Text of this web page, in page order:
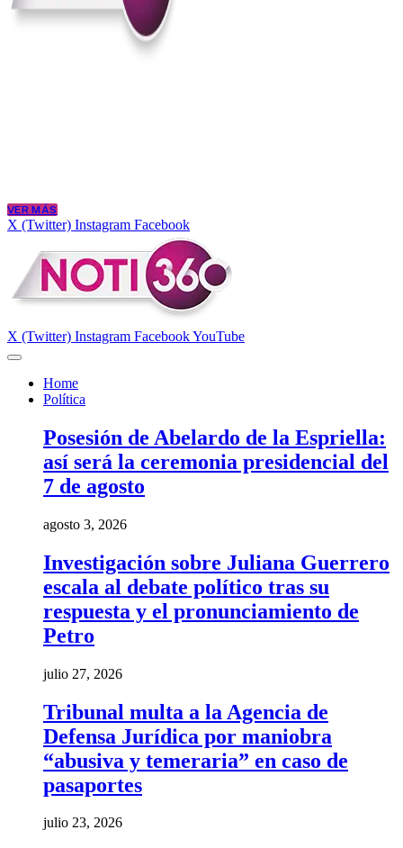
VER MÁS
X (Twitter) Instagram Facebook
X (Twitter) Instagram FacebookYouTube
Home
Política
Posesión de Abelardo de la Espriella:
así será la ceremonia presidencial del
7 de agosto
agosto 3, 2026
Investigación sobre Juliana Guerrero
escala al debate político tras su
respuesta y el pronunciamiento de
Petro
julio 27, 2026
Tribunal multa a la Agencia de
Defensa Jurídica por maniobra
“abusiva y temeraria” en caso de
pasaportes
julio 23, 2026